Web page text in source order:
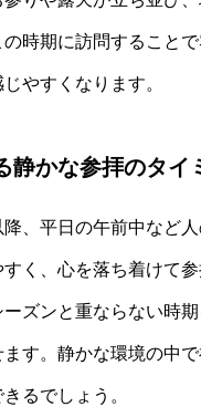
の時期に訪問すること
やすくなります。
静かな参拝のタイ
、平日の午前中など
く、心を落ち着けて
ズンと重ならない時
す。静かな環境の中
るでしょう。